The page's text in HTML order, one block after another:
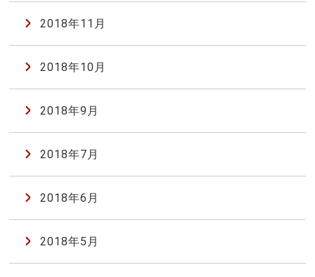
2018年11月
2018年10月
2018年9月
2018年7月
2018年6月
2018年5月